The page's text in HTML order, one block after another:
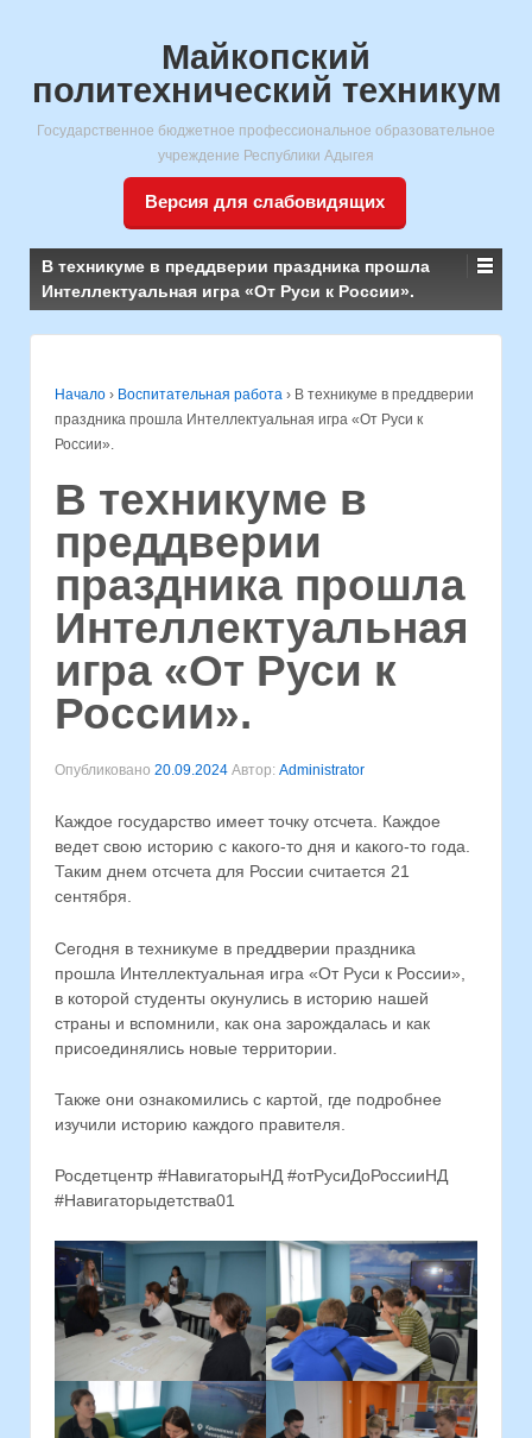
Майкопский
политехнический техникум
Государственное бюджетное профессиональное образовательное
учреждение Республики Адыгея
Версия для слабовидящих
В техникуме в преддверии праздника прошла
Интеллектуальная игра «От Руси к России».
Начало › Воспитательная работа › В техникуме в преддверии
праздника прошла Интеллектуальная игра «От Руси к
России».
В техникуме в
преддверии
праздника прошла
Интеллектуальная
игра «От Руси к
России».
Опубликовано 20.09.2024 Автор: Administrator
Каждое государство имеет точку отсчета. Каждое
ведет свою историю с какого-то дня и какого-то года.
Таким днем отсчета для России считается 21
сентября.
Сегодня в техникуме в преддверии праздника
прошла Интеллектуальная игра «От Руси к России»,
в которой студенты окунулись в историю нашей
страны и вспомнили, как она зарождалась и как
присоединялись новые территории.
Также они ознакомились с картой, где подробнее
изучили историю каждого правителя.
Росдетцентр #НавигаторыНД #отРусиДоРоссииНД
#Навигаторыдетства01